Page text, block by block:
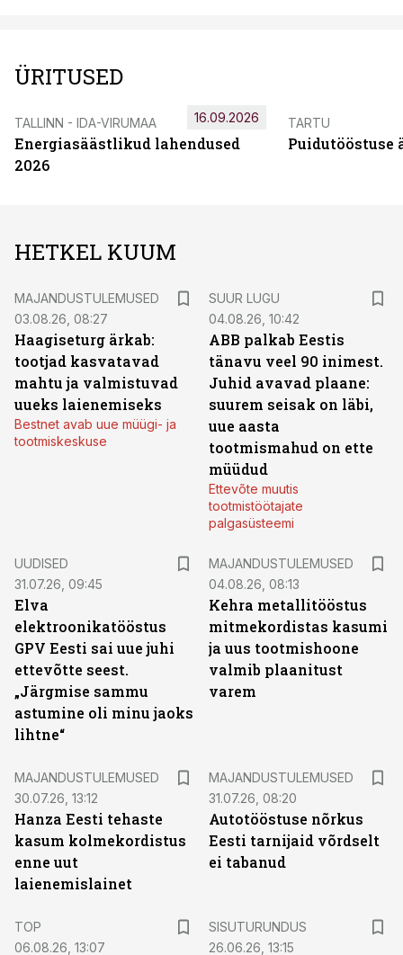
ÜRITUSED
TALLINN - IDA-VIRUMAA
Energiasäästlikud lahendused
2026
16.09.2026 TARTU
Puidutööstuse
HETKEL KUUM
MAJANDUSTULEMUSED
03.08.26, 08:27
Haagiseturg ärkab:
tootjad kasvatavad
mahtu ja valmistuvad
uueks laienemiseks
Bestnet avab uue müügi- ja
tootmiskeskuse
SUUR LUGU
04.08.26, 10:42
ABB palkab Eestis
tänavu veel 90 inimest.
Juhid avavad plaane:
suurem seisak on läbi,
uue aasta
tootmismahud on ette
müüdud
Ettevõte muutis
tootmistöötajate
palgasüsteemi
UUDISED
31.07.26, 09:45
Elva
elektroonikatööstus
GPV Eesti sai uue juhi
ettevõtte seest.
„Järgmise sammu
astumine oli minu jaoks
lihtne“
MAJANDUSTULEMUSED
04.08.26, 08:13
Kehra metallitööstus
mitmekordistas kasumi
ja uus tootmishoone
valmib plaanitust
varem
MAJANDUSTULEMUSED
30.07.26, 13:12
Hanza Eesti tehaste
kasum kolmekordistus
enne uut
laienemislainet
MAJANDUSTULEMUSED
31.07.26, 08:20
Autotööstuse nõrkus
Eesti tarnijaid võrdselt
ei tabanud
TOP
06.08.26, 13:07
SISUTURUNDUS
26.06.26, 13:15